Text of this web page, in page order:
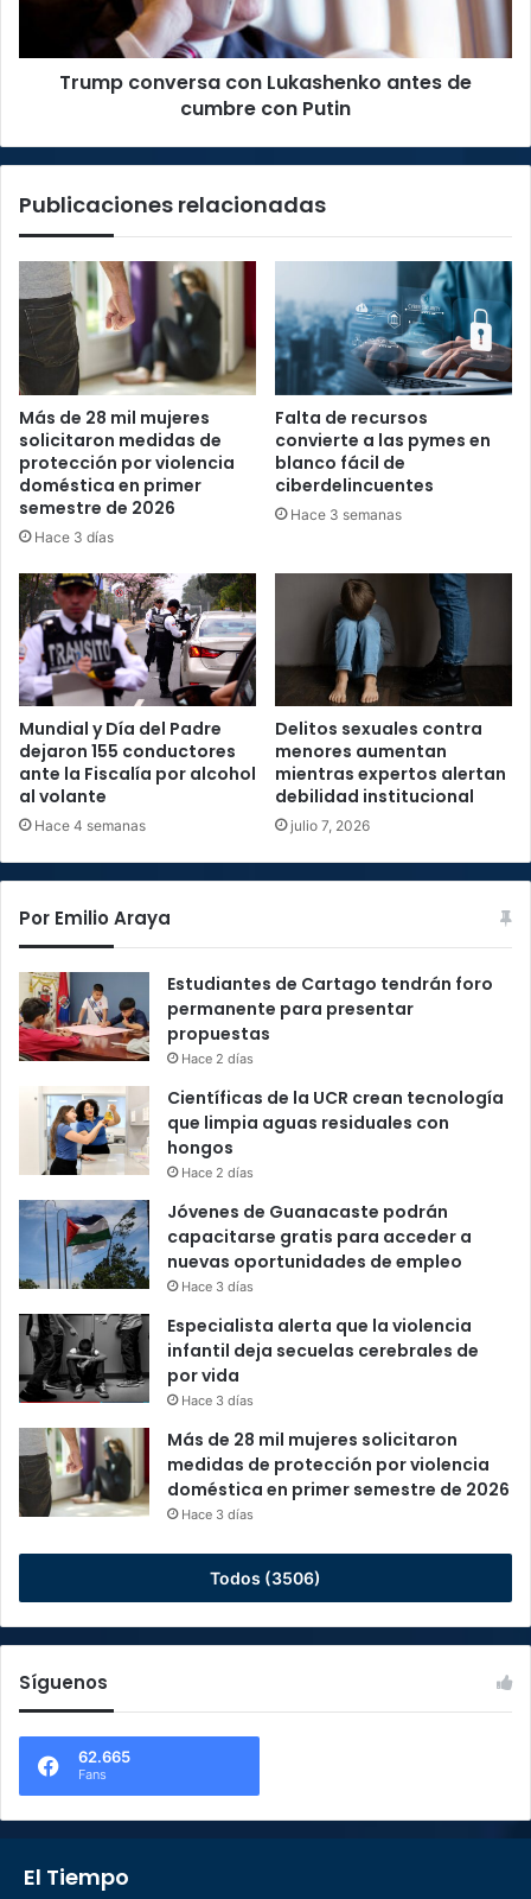
Putin
Trump conversa con Lukashenko antes de
cumbre con Putin
Publicaciones relacionadas
Más de 28 mil mujeres
solicitaron medidas de
protección por violencia
doméstica en primer
semestre de 2026
Hace 3 días
Falta de recursos
convierte a las pymes en
blanco fácil de
ciberdelincuentes
Hace 3 semanas
Mundial y Día del Padre
dejaron 155 conductores
ante la Fiscalía por alcohol
al volante
Hace 4 semanas
Delitos sexuales contra
menores aumentan
mientras expertos alertan
debilidad institucional
julio 7, 2026
Por Emilio Araya
Estudiantes de Cartago tendrán foro
permanente para presentar
propuestas
Hace 2 días
Científicas de la UCR crean tecnología
que limpia aguas residuales con
hongos
Hace 2 días
Jóvenes de Guanacaste podrán
capacitarse gratis para acceder a
nuevas oportunidades de empleo
Hace 3 días
Especialista alerta que la violencia
infantil deja secuelas cerebrales de
por vida
Hace 3 días
Más de 28 mil mujeres solicitaron
medidas de protección por violencia
doméstica en primer semestre de 2026
Hace 3 días
Todos (3506)
Síguenos
62.665
Fans
El Tiempo